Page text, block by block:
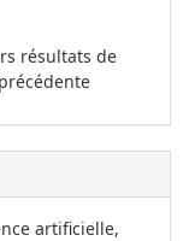
résultats de
artificielle,